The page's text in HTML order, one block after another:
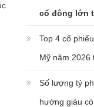
cổ đông lớn
Top 4 cổ
Mỹ năm 2026
Số lượng tỷ
hướng giàu